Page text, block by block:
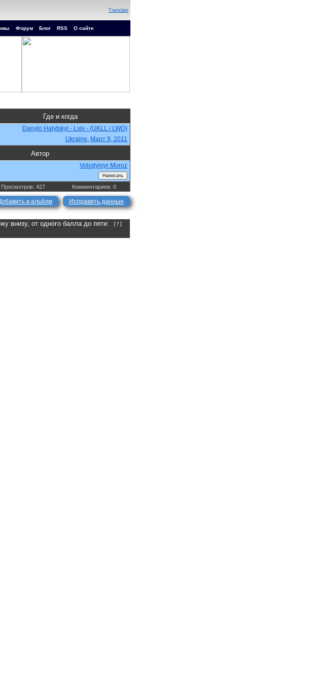
Translate
Форум Блог RSS О сайте
Где и когда
Danylo Halytskyi - Lviv - (UKLL / LWO)
Ukraine, Март 9, 2011
Автор
Volodymyr Moroz
Просмотров: 427 Комментариев: 0
в альбом Исправить данные
внизу, от одного балла до пяти: [?]